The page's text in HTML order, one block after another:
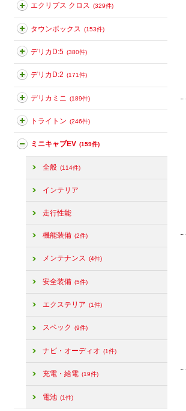
エクリプス クロス (329件)
タウンボックス (153件)
デリカD:5 (380件)
デリカD:2 (171件)
デリカミニ (189件)
トライトン (246件)
ミニキャブEV (159件)
全般 (114件)
インテリア
走行性能
機能装備 (2件)
メンテナンス (4件)
安全装備 (5件)
エクステリア (1件)
スペック (9件)
ナビ・オーディオ (1件)
充電・給電 (19件)
電池 (1件)